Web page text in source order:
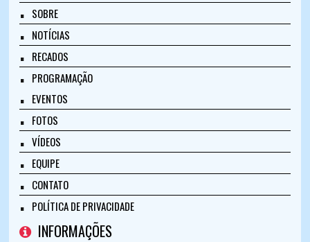
SOBRE
NOTÍCIAS
RECADOS
PROGRAMAÇÃO
EVENTOS
FOTOS
VÍDEOS
EQUIPE
CONTATO
POLÍTICA DE PRIVACIDADE
INFORMAÇÕES